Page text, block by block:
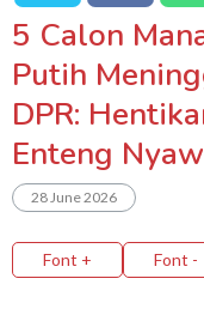
5 Calon
Putih
DPR:
Enteng
28 June 2026
Font + Font -